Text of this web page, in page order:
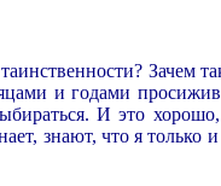
Зачем
и годами
И это
знают, что я только